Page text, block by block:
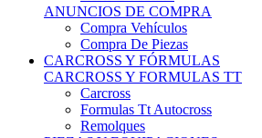
ANUNCIOS DE COMPRA
Compra Vehículos
Compra De Piezas
CARCROSS Y FÓRMULAS
CARCROSS Y FORMULAS TT
Carcross
Formulas Tt Autocross
Remolques